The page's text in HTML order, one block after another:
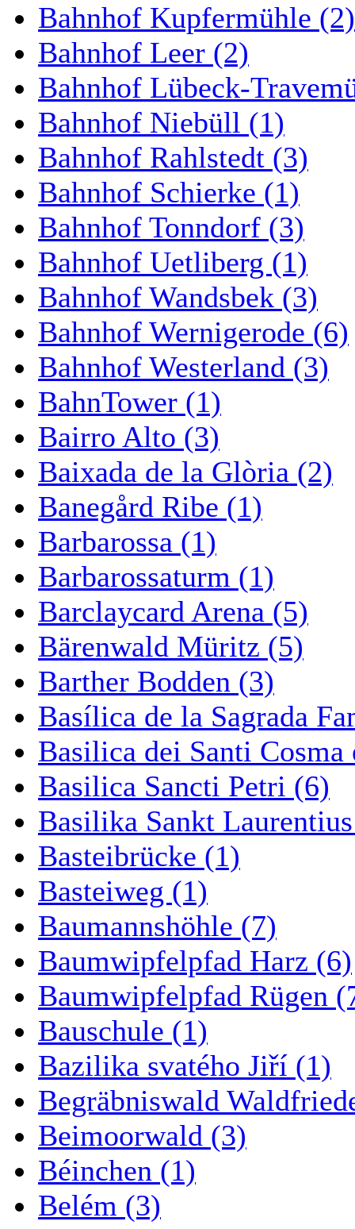
Bahnhof Kupfermühle (2)
Bahnhof Leer (2)
Bahnhof Lübeck-
Bahnhof Niebüll (1)
Bahnhof Rahlstedt (3)
Bahnhof Schierke (1)
Bahnhof Tonndorf (3)
Bahnhof Uetliberg (1)
Bahnhof Wandsbek (3)
Bahnhof Wernigerode (6)
Bahnhof Westerland (3)
BahnTower (1)
Bairro Alto (3)
Baixada de la Glòria (2)
Banegård Ribe (1)
Barbarossa (1)
Barbarossaturm (1)
Barclaycard Arena (5)
Bärenwald Müritz (5)
Barther Bodden (3)
Basílica de la Sagrada
Basilica dei Santi
Basilica Sancti Petri (6)
Basilika Sankt
Basteibrücke (1)
Basteiweg (1)
Baumannshöhle (7)
Baumwipfelpfad Harz (6)
Baumwipfelpfad Rügen
Bauschule (1)
Bazilika svatého Jiří (1)
Begräbniswald
Beimoorwald (3)
Béinchen (1)
Belém (3)